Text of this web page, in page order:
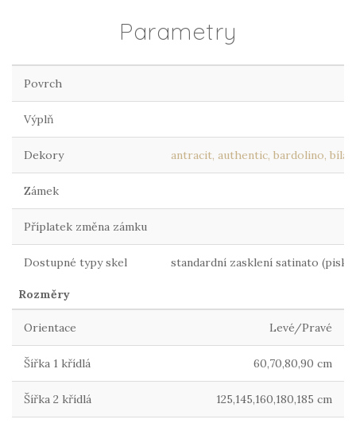
Parametry
Povrch
Výplň
Dekory antracit, authentic, bardolino, bílá
Zámek
Příplatek změna zámku
Dostupné typy skel standardní zasklení satinato
Rozměry
Orientace Levé/Pravé
Šířka 1 křídlá 60,70,80,90 cm
Šířka 2 křídlá 125,145,160,180,185 cm